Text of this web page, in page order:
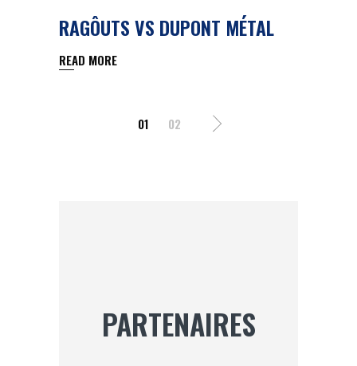
RAGÔUTS VS DUPONT MÉTAL
READ MORE
PAGINATION
01 02
PARTENAIRES